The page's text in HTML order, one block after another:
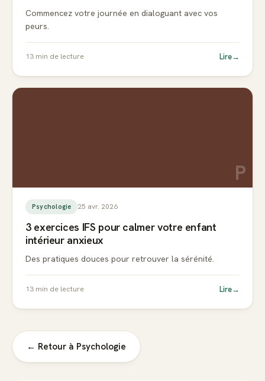
Commencez votre journée en dialoguant avec vos
peurs.
13 min de lecture Lire→
P
Psychologie 25 avr. 2026
3 exercices IFS pour calmer votre enfant
intérieur anxieux
Des pratiques douces pour retrouver la sérénité.
13 min de lecture Lire→
← Retour à Psychologie